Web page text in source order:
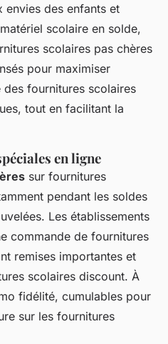
envies des enfants et
scolaire en solde,
scolaires pas chères
pour maximiser
des fournitures scolaires
tout en facilitant la
en ligne
sur fournitures
pendant les soldes
Les établissements
commande de fournitures
remises importantes et
scolaires discount. À
fidélité, cumulables pour
sur les fournitures